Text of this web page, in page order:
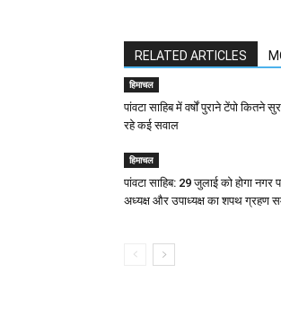
RELATED ARTICLES
हिमाचल
पांवटा साहिब में वर्षों पुराने टेंपो कितने
रहे कई सवाल
हिमाचल
पांवटा साहिब: 29 जुलाई को होगा नगर
अध्यक्ष और उपाध्यक्ष का शपथ ग्रहण